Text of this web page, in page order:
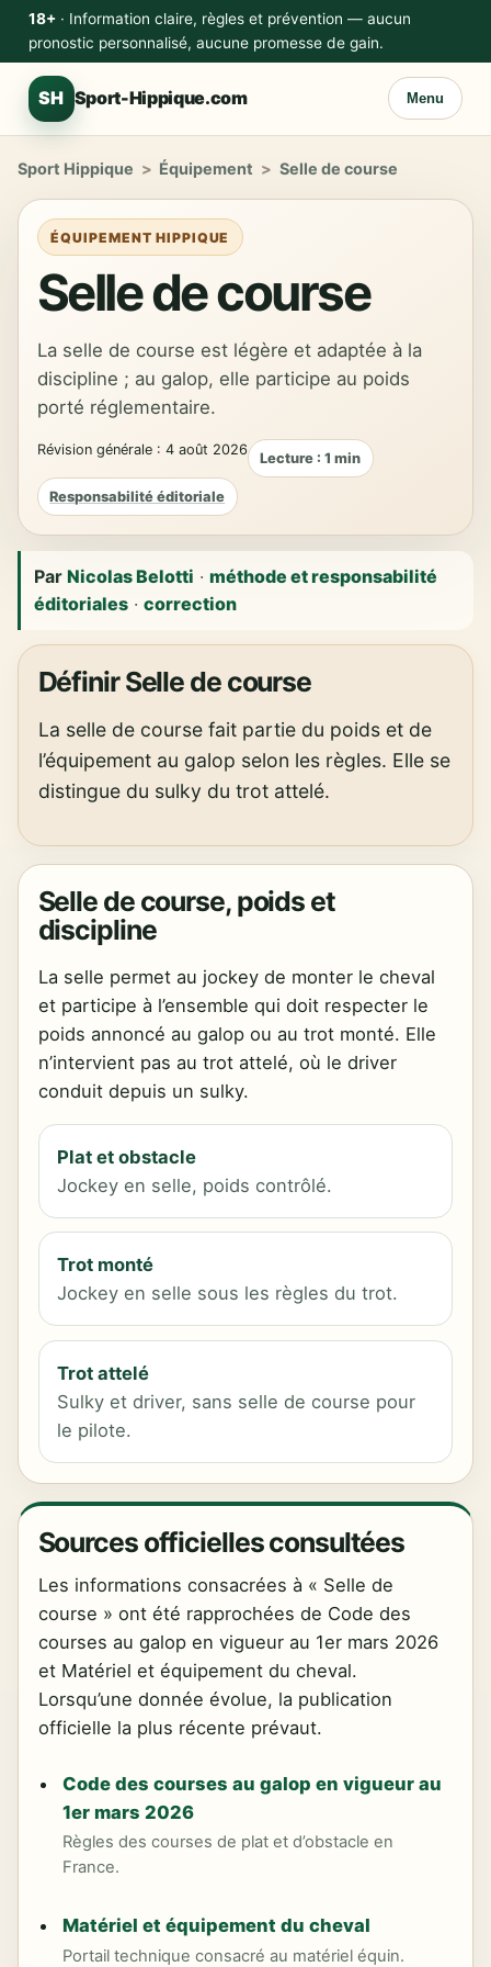
18+· Information claire, règles et prévention — aucun
pronostic personnalisé, aucune promesse de gain.
SH Sport-Hippique.com Menu
Sport Hippique > Équipement > Selle de course
ÉQUIPEMENT HIPPIQUE
Selle de course
La selle de course est légère et adaptée à la
discipline ; au galop, elle participe au poids
porté réglementaire.
Révision générale : 4 août 2026 Lecture : 1 min
Responsabilité éditoriale
ParNicolas Belotti ·méthode et responsabilité
éditoriales ·correction
Définir Selle de course
La selle de course fait partie du poids et de
l’équipement au galop selon les règles. Elle se
distingue du sulky du trot attelé.
Selle de course, poids et
discipline
La selle permet au jockey de monter le cheval
et participe à l’ensemble qui doit respecter le
poids annoncé au galop ou au trot monté. Elle
n’intervient pas au trot attelé, où le driver
conduit depuis un sulky.
Plat et obstacle
Jockey en selle, poids contrôlé.
Trot monté
Jockey en selle sous les règles du trot.
Trot attelé
Sulky et driver, sans selle de course pour
le pilote.
Sources officielles consultées
Les informations consacrées à « Selle de
course » ont été rapprochées de Code des
courses au galop en vigueur au 1er mars 2026
et Matériel et équipement du cheval.
Lorsqu’une donnée évolue, la publication
officielle la plus récente prévaut.
Code des courses au galop en vigueur au
1er mars 2026
Règles des courses de plat et d’obstacle en
France.
Matériel et équipement du cheval
Portail technique consacré au matériel équin.